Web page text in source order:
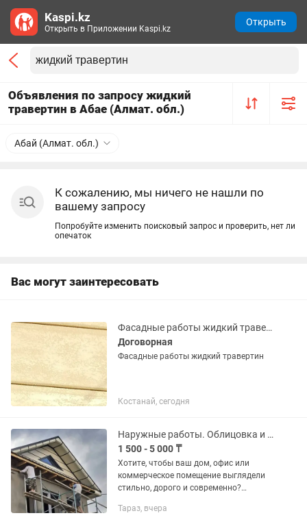
Объявления по запросу жидкий
травертин в Абае (Алмат. обл.)
Абай (Алмат. обл.)
К сожалению, мы ничего не нашли по
вашему запросу
Попробуйте изменить поисковый запрос и проверить, нет ли
опечаток
Вас могут заинтересовать
Фасадные работы жидкий травертин
Договорная
Фасадные работы жидкий травертин
Костанай, сегодня
Наружные работы. Облицовка и декорирование фасадов зданий
1 500 - 5 000 ₸
Хотите, чтобы ваш дом, офис или
коммерческое помещение выглядели
стильно, дорого и современно?
по нанесению жидкого травертина
Тараз, вчера
Kaspi.kz
Открыть в Приложении Kaspi.kz
Открыть